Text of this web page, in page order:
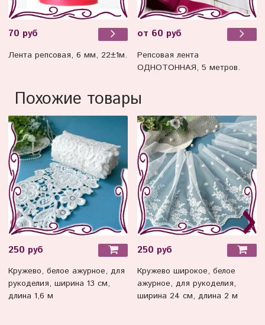
70 руб
Лента репсовая, 6 мм, 22±1м.
от 60 руб
Репсовая лента
ОДНОТОННАЯ, 5 метров.
Похожие товары
250 руб
Кружево, белое ажурное, для
рукоделия, ширина 13 см,
длина 1,6 м
250 руб
Кружево широкое, белое
ажурное, для рукоделия,
ширина 24 см, длина 2 м